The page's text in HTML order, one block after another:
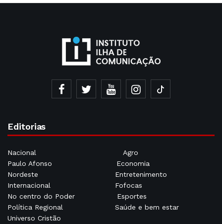
Editorias
Nacional
Agro
Paulo Afonso
Economia
Nordeste
Entretenimento
Internacional
Fofocas
No centro do Poder
Esportes
Política Regional
Saúde e bem estar
Universo Cristão